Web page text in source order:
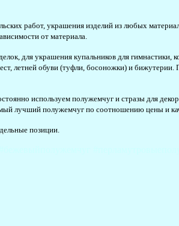
работ, украшения изделий из любых
от материала.
для украшения купальников для гимнастики,
летней обуви (туфли, босоножки) и
используем полужемчуг и стразы для
лучший полужемчуг по соотношению цены и
позиции.